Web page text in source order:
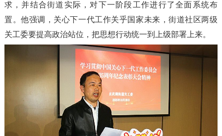
求，并结合街道实际，对下一阶段工作进行了全面系统布
置。他强调，关心下一代工作关乎国家未来，街道社区两级
关工委要提高政治站位，把思想行动统一到上级部署上来。